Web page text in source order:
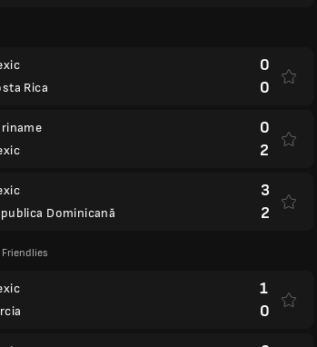
Rica
0
0
0
2
Dominicană
3
2
1
0